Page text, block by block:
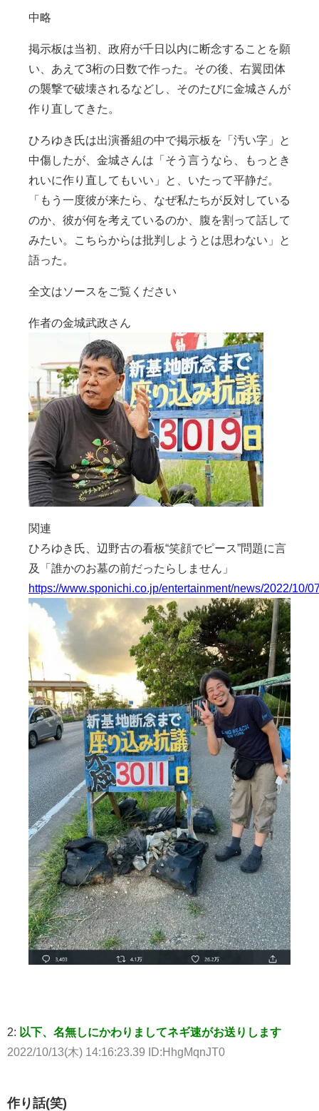
中略
掲示板は当初、政府が千日以内に断念することを願
い、あえて3桁の日数で作った。その後、右翼団体
の襲撃で破壊されるなどし、そのたびに金城さんが
作り直してきた。
ひろゆき氏は出演番組の中で掲示板を「汚い字」と
中傷したが、金城さんは「そう言うなら、もっとき
れいに作り直してもいい」と、いたって平静だ。
「もう一度彼が来たら、なぜ私たちが反対している
のか、彼が何を考えているのか、腹を割って話して
みたい。こちらからは批判しようとは思わない」と
語った。
全文はソースをご覧ください
作者の金城武政さん
関連
ひろゆき氏、辺野古の看板“笑顔でピース”問題に言
及「誰かのお墓の前だったらしません」
https://www.sponichi.co.jp/entertainment/news/2022/10/
2: 以下、名無しにかわりましてネギ速がお送りします
2022/10/13(木) 14:16:23.39 ID:HhgMqnJT0
作り話(笑)